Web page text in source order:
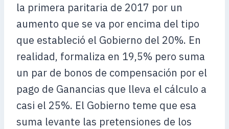
la primera paritaria de 2017 por un
aumento que se va por encima del tipo
que estableció el Gobierno del 20%. En
realidad, formaliza en 19,5% pero suma
un par de bonos de compensación por el
pago de Ganancias que lleva el cálculo a
casi el 25%. El Gobierno teme que esa
suma levante las pretensiones de los